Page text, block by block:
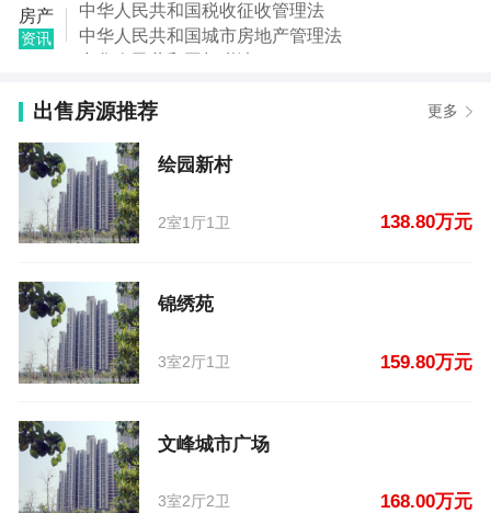
房产
资讯
中华人民共和国税收征收管理法
中华人民共和国城市房地产管理法
中华人民共和国国家赔偿法
中华人民共和国土地管理法
中华人民共和国继承法
出售房源推荐 更多
绘园新村
2室1厅1卫 138.80万元
锦绣苑
3室2厅1卫 159.80万元
文峰城市广场
3室2厅2卫 168.00万元